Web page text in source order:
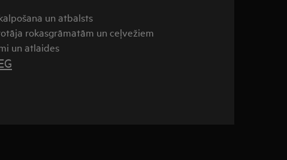
un atbalsts
rokasgrāmatām un ceļvežiem
un atlaides